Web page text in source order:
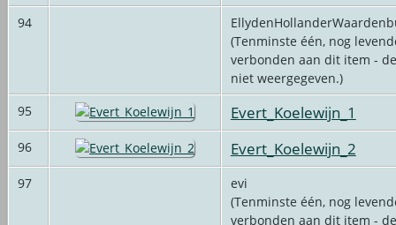
94
(Tenminste één, nog
verbonden aan dit item -
niet weergegeven.)
95
Evert_Koelewijn_1
96 Evert_Koelewijn_2
97
evi
(Tenminste één, nog
verbonden aan dit item -